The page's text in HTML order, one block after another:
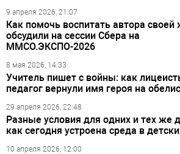
9 апреля 2026, 21:07
Как помочь воспитать автора своей
обсудили на сессии Сбера на
ММСО.ЭКСПО-2026
8 мая 2026, 14:33
Учитель пишет с войны: как
педагог вернули имя героя на
29 апреля 2026, 22:48
Разные условия для одних и тех же
как сегодня устроена среда в
10 апреля 2026, 12:00